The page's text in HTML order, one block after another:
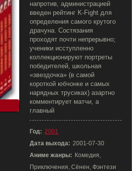
напротив, администрацией
введен рейтинг K-Fight для
определения самого крутого
драчуна. Состязания
проходят почти непрерывно;
ученики исступленно
коллекционируют портреты
победителей, школьная
«звездочка» (в самой
короткой юбчонке и самых
нарядных трусиках) азартно
комментирует матчи, а
главный
Год: 2001
Дата выхода: 2001-07-30
Аниме жанры: Комедия,
Приключения, Сёнен, Фэнтези